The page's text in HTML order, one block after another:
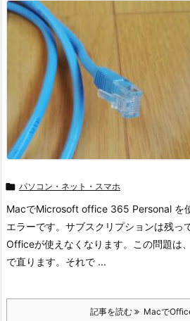
 パソコン・ネット・スマホ
MacでMicrosoft office 365 Personal を
エラーです。サブスクリプションは残っ
Officeが使えなくなります。この問題は
で直ります。それで ...
記事を読む Macで